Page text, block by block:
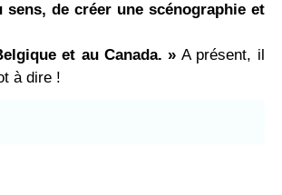
de créer une scénographie et
et au Canada. » A présent, il
à dire !